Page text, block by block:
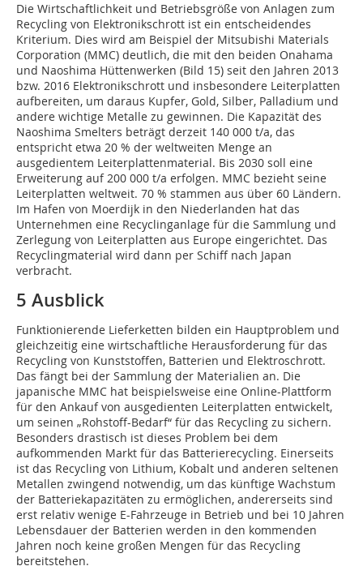
Die Wirtschaftlichkeit und Betriebsgröße von Anlagen zum
Recycling von Elektronikschrott ist ein entscheidendes
Kriterium. Dies wird am Beispiel der Mitsubishi Materials
Corporation (MMC) deutlich, die mit den beiden Onahama
und Naoshima Hüttenwerken (Bild 15) seit den Jahren 2013
bzw. 2016 Elektronikschrott und insbesondere Leiterplatten
aufbereiten, um daraus Kupfer, Gold, Silber, Palladium und
andere wichtige Metalle zu gewinnen. Die Kapazität des
Naoshima Smelters beträgt derzeit 140 000 t/a, das
entspricht etwa 20 % der weltweiten Menge an
ausgedientem Leiterplattenmaterial. Bis 2030 soll eine
Erweiterung auf 200 000 t/a erfolgen. MMC bezieht seine
Leiterplatten weltweit. 70 % stammen aus über 60 Ländern.
Im Hafen von Moerdijk in den Niederlanden hat das
Unternehmen eine Recyclinganlage für die Sammlung und
Zerlegung von Leiterplatten aus Europe eingerichtet. Das
Recyclingmaterial wird dann per Schiff nach Japan
verbracht.
5 Ausblick
Funktionierende Lieferketten bilden ein Hauptproblem und
gleichzeitig eine wirtschaftliche Herausforderung für das
Recycling von Kunststoffen, Batterien und Elektroschrott.
Das fängt bei der Sammlung der Materialien an. Die
japanische MMC hat beispielsweise eine Online-Plattform
für den Ankauf von ausgedienten Leiterplatten entwickelt,
um seinen „Rohstoff-Bedarf“ für das Recycling zu sichern.
Besonders drastisch ist dieses Problem bei dem
aufkommenden Markt für das Batterierecycling. Einerseits
ist das Recycling von Lithium, Kobalt und anderen seltenen
Metallen zwingend notwendig, um das künftige Wachstum
der Batteriekapazitäten zu ermöglichen, andererseits sind
erst relativ wenige E-Fahrzeuge in Betrieb und bei 10 Jahren
Lebensdauer der Batterien werden in den kommenden
Jahren noch keine großen Mengen für das Recycling
bereitstehen.